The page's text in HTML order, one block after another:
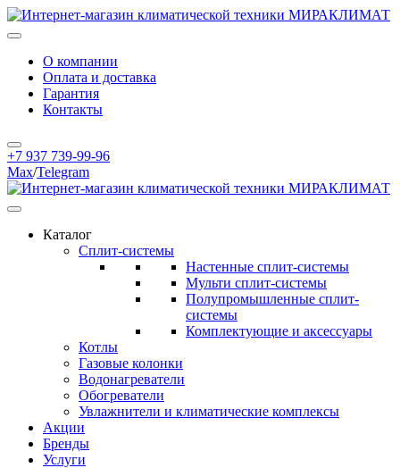
О компании
Оплата и доставка
Гарантия
Контакты
+7 937 739-99-96
Max/Telegram
Каталог
Сплит-системы
Настенные сплит-системы
Мульти сплит-системы
Полупромышленные сплит-
системы
Комплектующие и аксессуары
Котлы
Газовые колонки
Водонагреватели
Обогреватели
Увлажнители и климатические комплексы
Акции
Бренды
Услуги